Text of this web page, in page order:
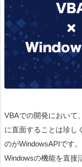
VBAでの開発において
に直面することは珍し
のがWindowsAPIです
Windowsの機能を直接